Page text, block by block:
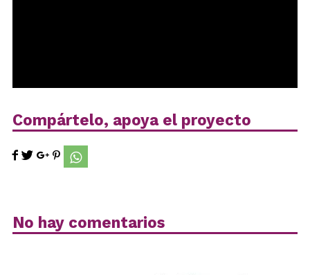
Compártelo, apoya el proyecto
No hay comentarios